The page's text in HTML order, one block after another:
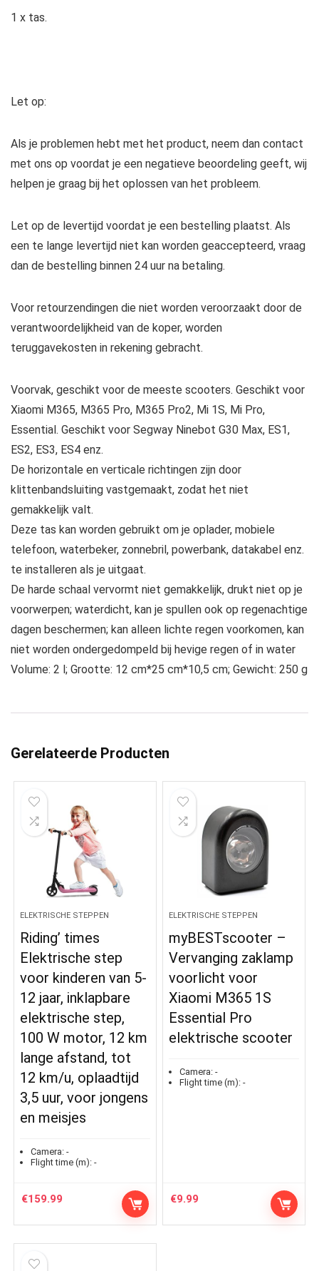
1 x tas.
Let op:
Als je problemen hebt met het product, neem dan contact
met ons op voordat je een negatieve beoordeling geeft, wij
helpen je graag bij het oplossen van het probleem.
Let op de levertijd voordat je een bestelling plaatst. Als
een te lange levertijd niet kan worden geaccepteerd, vraag
dan de bestelling binnen 24 uur na betaling.
Voor retourzendingen die niet worden veroorzaakt door de
verantwoordelijkheid van de koper, worden
teruggavekosten in rekening gebracht.
Voorvak, geschikt voor de meeste scooters. Geschikt voor
Xiaomi M365, M365 Pro, M365 Pro2, Mi 1S, Mi Pro,
Essential. Geschikt voor Segway Ninebot G30 Max, ES1,
ES2, ES3, ES4 enz.
De horizontale en verticale richtingen zijn door
klittenbandsluiting vastgemaakt, zodat het niet
gemakkelijk valt.
Deze tas kan worden gebruikt om je oplader, mobiele
telefoon, waterbeker, zonnebril, powerbank, datakabel enz.
te installeren als je uitgaat.
De harde schaal vervormt niet gemakkelijk, drukt niet op je
voorwerpen; waterdicht, kan je spullen ook op regenachtige
dagen beschermen; kan alleen lichte regen voorkomen, kan
niet worden ondergedompeld bij hevige regen of in water
Volume: 2 l; Grootte: 12 cm*25 cm*10,5 cm; Gewicht: 250 g
Gerelateerde Producten
ELEKTRISCHE STEPPEN
Riding’ times
Elektrische step
voor kinderen van 5-
12 jaar, inklapbare
elektrische step,
100 W motor, 12 km
lange afstand, tot
12 km/u, oplaadtijd
3,5 uur, voor jongens
en meisjes
Camera: -
Flight time (m): -
€159.99
ELEKTRISCHE STEPPEN
myBESTscooter –
Vervanging zaklamp
voorlicht voor
Xiaomi M365 1S
Essential Pro
elektrische scooter
Camera: -
Flight time (m): -
€9.99